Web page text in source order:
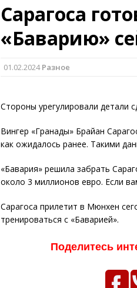
Сарагоса
«Баварию»
01.02.2024Разное
Стороны урегулировали детали
Вингер «Гранады» Брайан
как ожидалось ранее. Такими
«Бавария» решила забрать
около 3 миллионов евро. Если
Сарагоса прилетит в Мюнхен
тренироваться с «Баварией».
Поделитесь